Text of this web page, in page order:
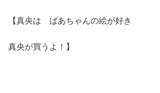
【真央は ばあちゃんの絵が好き
真央が買うよ！】